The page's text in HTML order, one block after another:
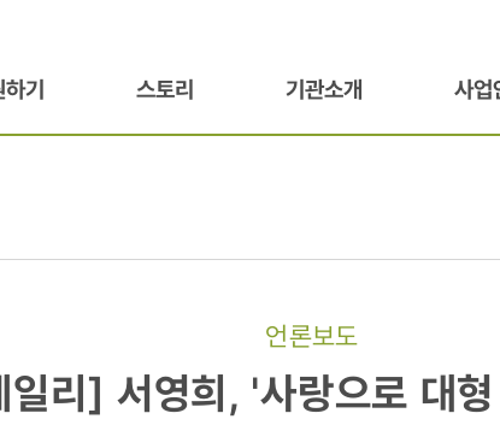
기 스토리 기관소개 사업
언론보도
리]
리] 서영희, '사랑으로 대형